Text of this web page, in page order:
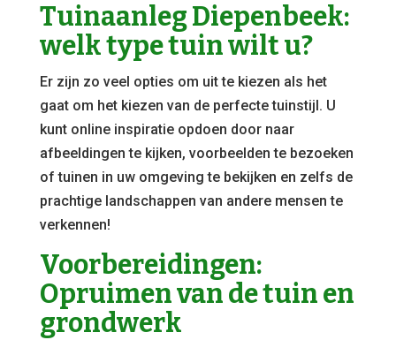
Tuinaanleg Diepenbeek:
welk type tuin wilt u?
Er zijn zo veel opties om uit te kiezen als het
gaat om het kiezen van de perfecte tuinstijl. U
kunt online inspiratie opdoen door naar
afbeeldingen te kijken, voorbeelden te bezoeken
of tuinen in uw omgeving te bekijken en zelfs de
prachtige landschappen van andere mensen te
verkennen!
Voorbereidingen:
Opruimen van de tuin en
grondwerk